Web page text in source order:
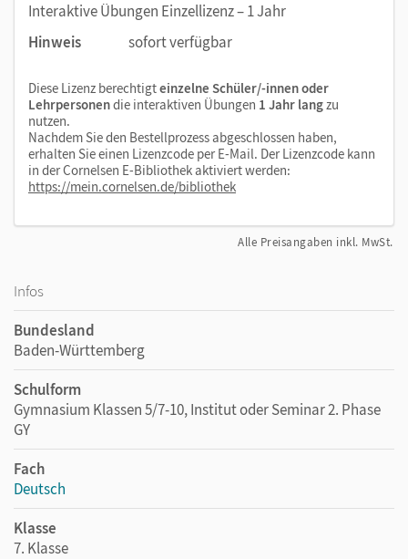
Interaktive Übungen Einzellizenz – 1 Jahr
Hinweis
sofort verfügbar
Diese Lizenz berechtigteinzelne Schüler/-innen oder
Lehrpersonendie interaktiven Übungen 1 Jahr langzu
nutzen.
Nachdem Sie den Bestellprozess abgeschlossen haben,
erhalten Sie einen Lizenzcode per E-Mail. Der Lizenzcode kann
in der Cornelsen E-Bibliothek aktiviert werden:
https://mein.cornelsen.de/bibliothek
Alle Preisangaben inkl. MwSt.
Infos
Bundesland
Baden-Württemberg
Schulform
Gymnasium Klassen 5/7-10, Institut oder Seminar 2. Phase
GY
Fach
Deutsch
Klasse
7. Klasse